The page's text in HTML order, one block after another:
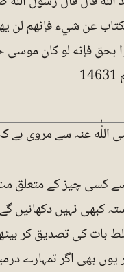
عن شيء فإنهم لن
بحق فإنه لو كان موسى
اللّٰه عنہ سے مروی ہے
کسی چیز کے متعلق
کبھی نہیں دکھائیں
بات کی تصدیق کر
یوں بھی اگر تمہارے